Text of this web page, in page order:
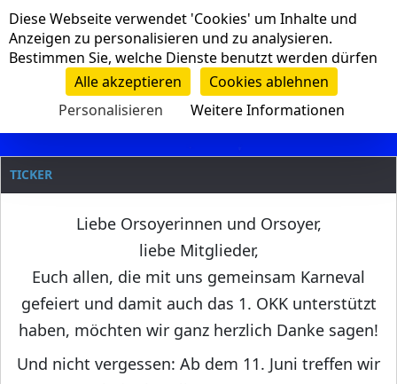
Navigation
Clanname
TICKER
Liebe Orsoyerinnen und Orsoyer,
liebe Mitglieder,
Euch allen, die mit uns gemeinsam Karneval
gefeiert und damit auch das 1. OKK unterstützt
haben, möchten wir ganz herzlich Danke sagen!
Und nicht vergessen: Ab dem 11. Juni treffen wir
Cookie-Einstellungen
Diese Webseite verwendet 'Cookies' um Inhalte und
Anzeigen zu personalisieren und zu analysieren.
Bestimmen Sie, welche Dienste benutzt werden dürfen
Alle akzeptieren
Cookies ablehnen
Personalisieren
Weitere Informationen